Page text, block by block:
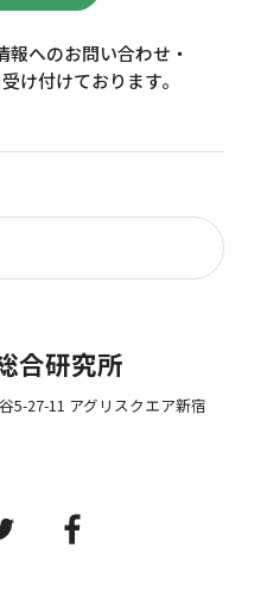
へのお問い合わせ・
け付けております。
合研究所
5-27-11 アグリスクエア新宿